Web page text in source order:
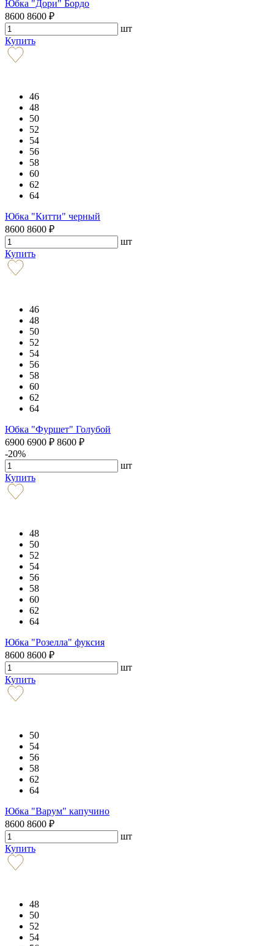
Юбка "Дори" Бордо
8600 8600 ₽
шт
Купить
46
48
50
52
54
56
58
60
62
64
Юбка "Китти" черный
8600 8600 ₽
шт
Купить
46
48
50
52
54
56
58
60
62
64
Юбка "Фуршет" Голубой
6900 6900 ₽ 8600 ₽
-20%
шт
Купить
48
50
52
54
56
58
60
62
64
Юбка "Розелла" фуксия
8600 8600 ₽
шт
Купить
50
54
56
58
62
64
Юбка "Варум" капучино
8600 8600 ₽
шт
Купить
48
50
52
54